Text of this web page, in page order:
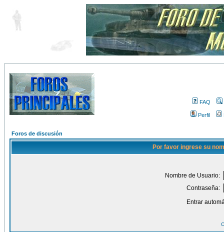
FAQ
Perfil
Foros de discusión
Por favor ingrese su
Nombre de Usuario:
Contraseña:
Entrar